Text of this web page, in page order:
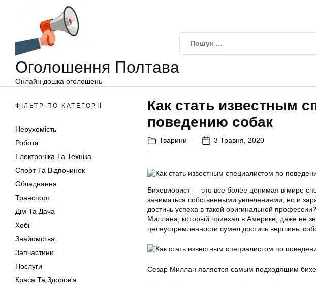
Оголошення Полтава
Онлайн дошка оголошень
ФІЛЬТР ПО КАТЕГОРІЇ
Нерухомість
Робота
Електроніка Та Техніка
Спорт Та Відпочинок
Обладнання
Транспорт
Дім Та Дача
Хобі
Знайомства
Запчастини
Послуги
Краса Та Здоров'я
Как стать известным
поведению собак
Тварини 3 Травня, 2020
Бихевиорист — это все более ценимая в мире
заниматься собственными увлечениями, но и
достичь успеха в такой оригинальной
Миллана, который приехал в Америке, даже не
целеустремленности сумел достичь вершины
Сезар Миллан является самым подходящим